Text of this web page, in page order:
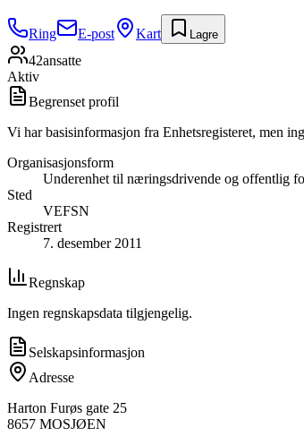
Ring E-post Kart Lagre
42ansatte
Aktiv
Begrenset profil
Vi har basisinformasjon fra Enhetsregisteret, men
Organisasjonsform
Underenhet til næringsdrivende og offentlig
Sted
VEFSN
Registrert
7. desember 2011
Regnskap
Ingen regnskapsdata tilgjengelig.
Selskapsinformasjon
Adresse
Harton Furøs gate 25
8657 MOSJØEN